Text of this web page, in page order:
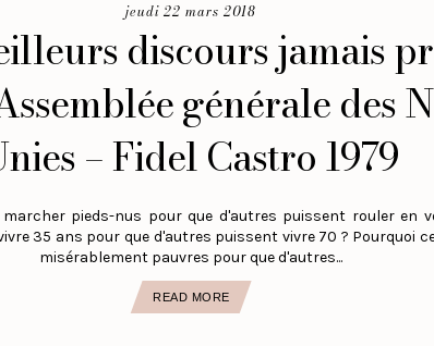
jeudi 22 mars 2018
discours jamais
générale des
– Fidel Castro 1979
pieds-nus pour que d'autres puissent rouler en
35 ans pour que d'autres puissent vivre 70 ? Pourquoi
misérablement pauvres pour que d'autres...
READ MORE